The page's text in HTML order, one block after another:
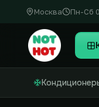
Москва Пн-Сб